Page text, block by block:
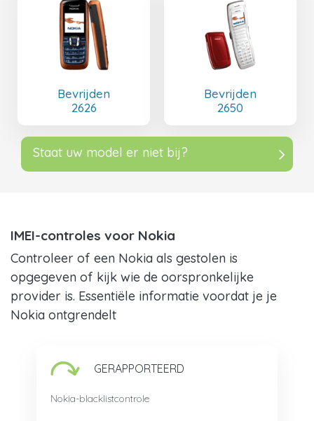
Bevrijden
2626
Bevrijden
2650
Staat uw model er niet bij?
IMEI-controles voor Nokia
Controleer of een Nokia als gestolen is
opgegeven of kijk wie de oorspronkelijke
provider is. Essentiële informatie voordat je je
Nokia ontgrendelt
GERAPPORTEERD
Nokia-blacklistcontrole